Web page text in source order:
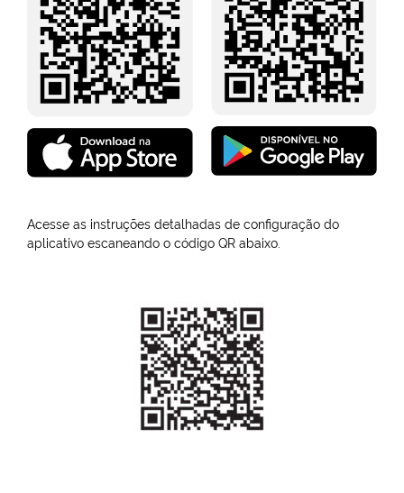
Acesse as instruções detalhadas de configuração do
aplicativo escaneando o código QR abaixo.